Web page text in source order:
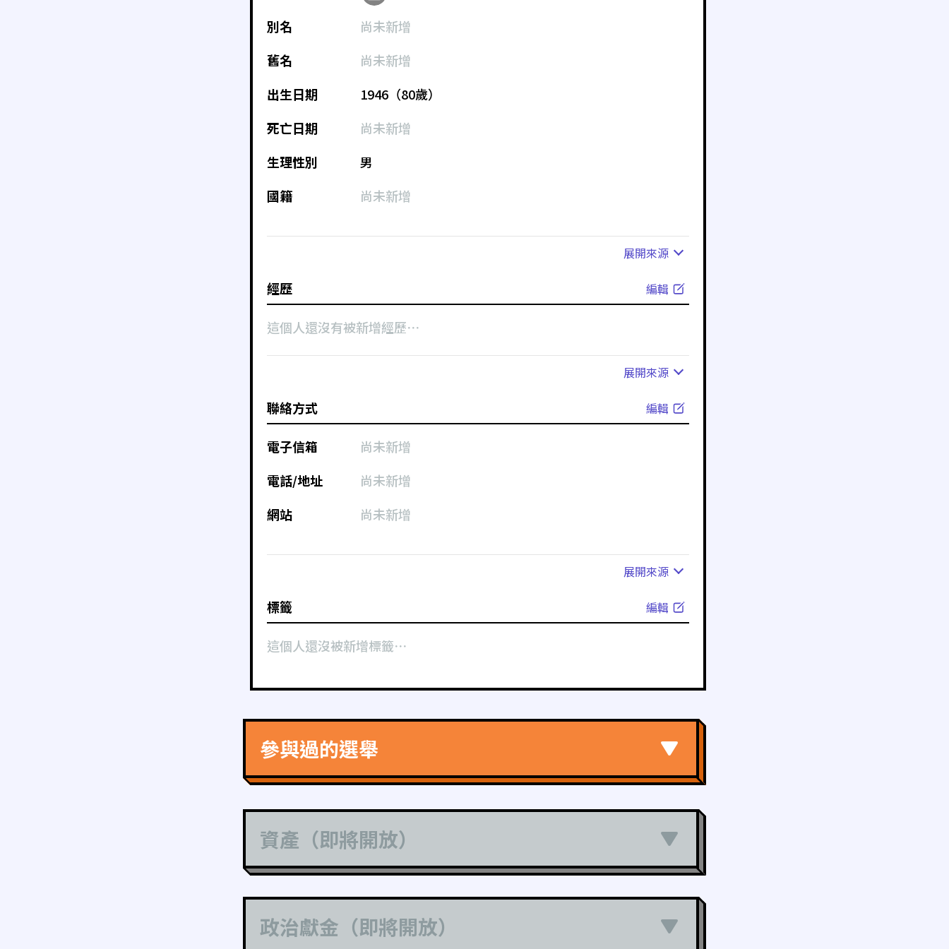
別名
尚未新增
舊名
尚未新增
出生日期
1946（80歲）
死亡日期
尚未新增
生理性別
男
國籍
尚未新增
展開來源
經歷 編輯
這個人還沒有被新增經歷⋯
展開來源
聯絡方式 編輯
電子信箱
尚未新增
電話/地址
尚未新增
網站
尚未新增
展開來源
標籤 編輯
這個人還沒被新增標籤⋯
參與過的選舉
資產（即將開放）
政治獻金（即將開放）